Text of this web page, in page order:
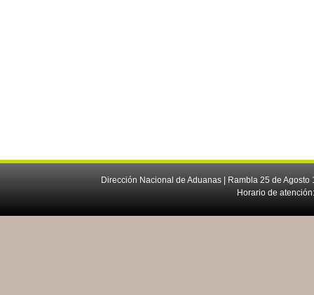
Dirección Nacional de Aduanas | Rambla 25 de
Horario de